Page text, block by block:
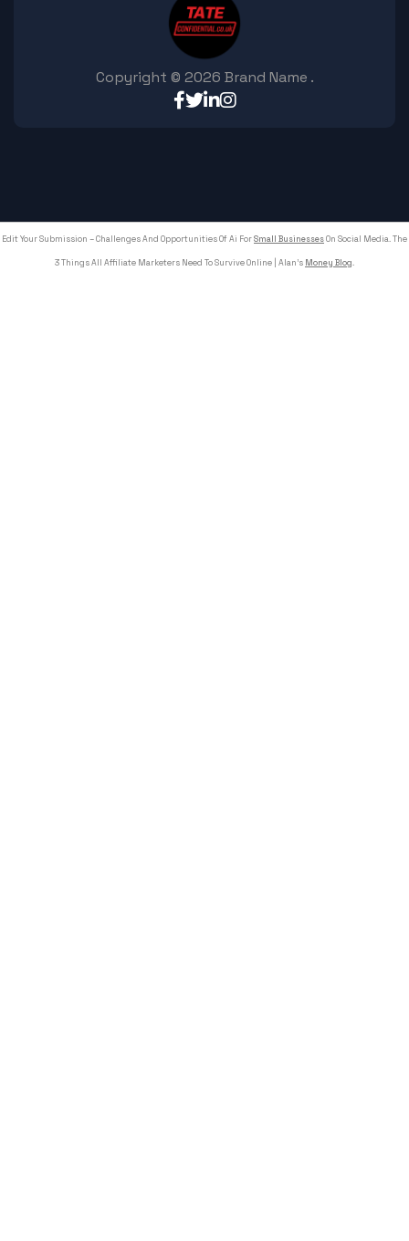
Copyright © 2026 Brand Name .
Edit Your Submission – Challenges And Opportunities Of Ai ForSmall BusinessesOn Social Media. The
3 Things All Affiliate Marketers Need To Survive Online | Alan's Money Blog.